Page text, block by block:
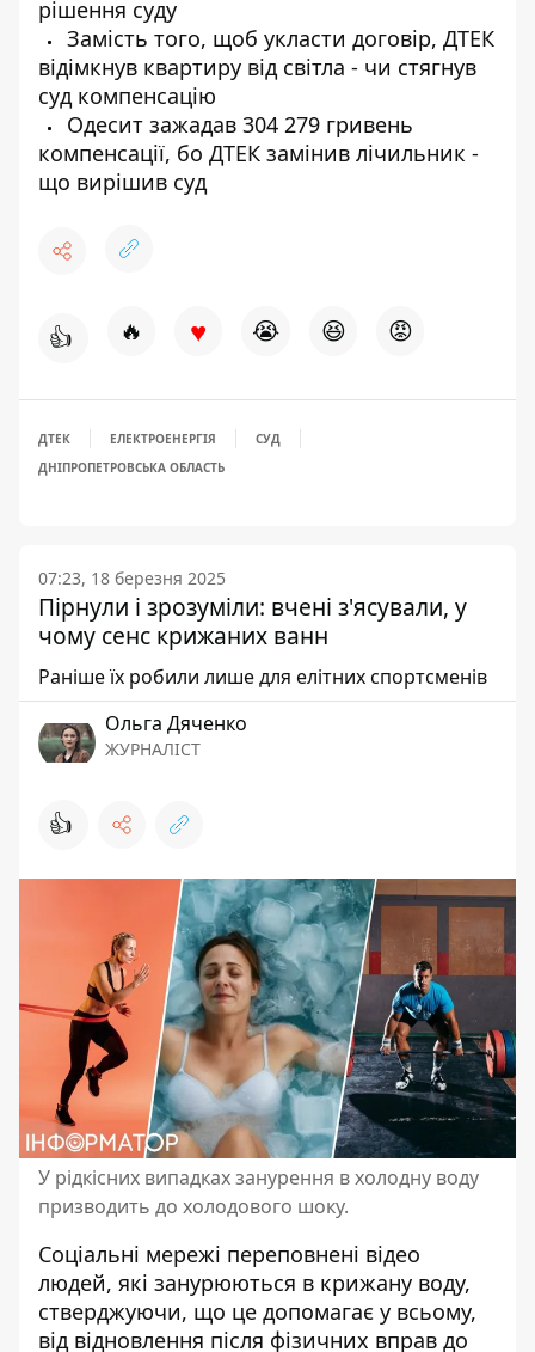
рішення суду
Замість того, щоб укласти договір, ДТЕК
відімкнув квартиру від світла - чи стягнув
суд компенсацію
Одесит зажадав 304 279 гривень
компенсації, бо ДТЕК замінив лічильник -
що вирішив суд
👍 🔥 ♥ 😭 😆 😡
ДТЕК ЕЛЕКТРОЕНЕРГІЯ
СУД
ДНІПРОПЕТРОВСЬКА ОБЛАСТЬ
07:23, 18 березня 2025
Пірнули і зрозуміли: вчені з'ясували, у
чому сенс крижаних ванн
Раніше їх робили лише для елітних спортсменів
Ольга Дяченко
ЖУРНАЛІСТ
👍
У рідкісних випадках занурення в холодну воду
призводить до холодового шоку.
Соціальні мережі переповнені відео
людей, які занурюються в крижану воду,
стверджуючи, що це допомагає у всьому,
від відновлення після фізичних вправ до